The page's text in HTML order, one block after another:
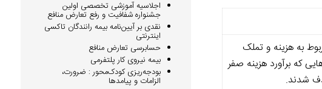
به هزینه و تملک
که برآورد هزینه صفر
شدند.
اجلاسیه آموزشی تخصصی اولین
جشنواره شفافیت و رفع تعارض منافع
نقدی بر آیین‌نامه بیمه رانندگان تاکسی
اینترنتی
حسابرسی تعارض منافع
بیمه نیروی کار پلتفرمی
بودجه‌ریزی کودک‌محور : ضرورت،
الزامات و پیامدها